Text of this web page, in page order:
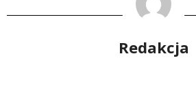
Redakcja